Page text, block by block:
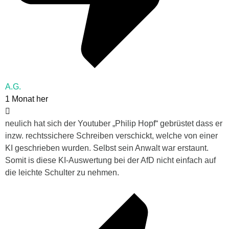
A.G.
1 Monat her
neulich hat sich der Youtuber „Philip Hopf“ gebrüstet dass er
inzw. rechtssichere Schreiben verschickt, welche von einer
KI geschrieben wurden. Selbst sein Anwalt war erstaunt.
Somit is diese KI-Auswertung bei der AfD nicht einfach auf
die leichte Schulter zu nehmen.